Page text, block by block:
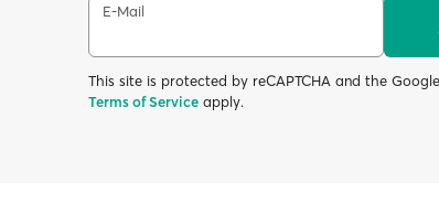
E-Mail
This site is protected by reCAPTCHA and the Google
Terms of Service apply.